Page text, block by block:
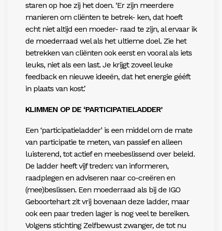
staren op hoe zij het doen. ‘Er zijn meerdere
manieren om cliënten te betrek- ken, dat hoeft
echt niet altijd een moeder- raad te zijn, al ervaar ik
de moederraad wel als het ultieme doel. Zie het
betrekken van cliënten ook eerst en vooral als iets
leuks, niet als een last. Je krijgt zoveel leuke
feedback en nieuwe ideeën, dat het energie gééft
in plaats van kost.’
KLIMMEN OP DE ‘PARTICIPATIELADDER’
Een ‘participatieladder’ is een middel om de mate
van participatie te meten, van passief en alleen
luisterend, tot actief en meebeslissend over beleid.
De ladder heeft vijf treden: van informeren,
raadplegen en adviseren naar co-creëren en
(mee)beslissen. Een moederraad als bij de IGO
Geboortehart zit vrij bovenaan deze ladder, maar
ook een paar treden lager is nog veel te bereiken.
Volgens stichting Zelfbewust zwanger, de tot nu